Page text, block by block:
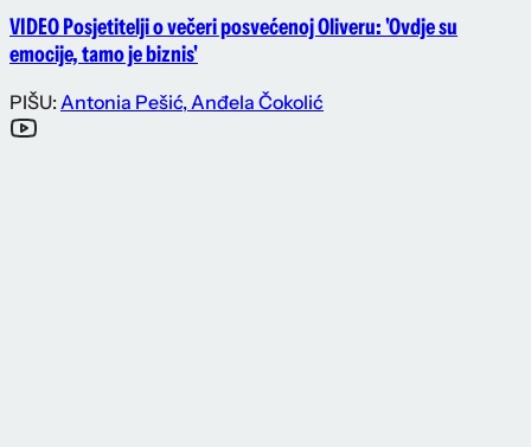
VIDEO Posjetitelji o večeri posvećenoj Oliveru: 'Ovdje su
emocije, tamo je biznis'
PIŠU: Antonia Pešić, Anđela Čokolić